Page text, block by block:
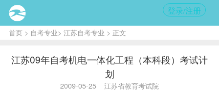
登录/注册
首页> 自考专业> 江苏自考专业 > 正文
江苏09年自考机电一体化工程（本科段）考试计
划
2009-05-25 江苏省教育考试院